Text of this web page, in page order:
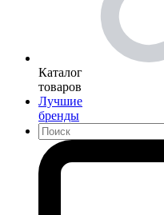
Каталог
товаров
Лучшие
бренды